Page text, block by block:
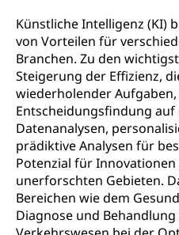
Künstliche Intelligenz (KI)
von Vorteilen für
Branchen. Zu den
Steigerung der Effizienz,
wiederholender
Entscheidungsfindung
Datenanalysen,
prädiktive Analysen für
Potenzial für
unerforschten Gebieten.
Bereichen wie dem
Diagnose und